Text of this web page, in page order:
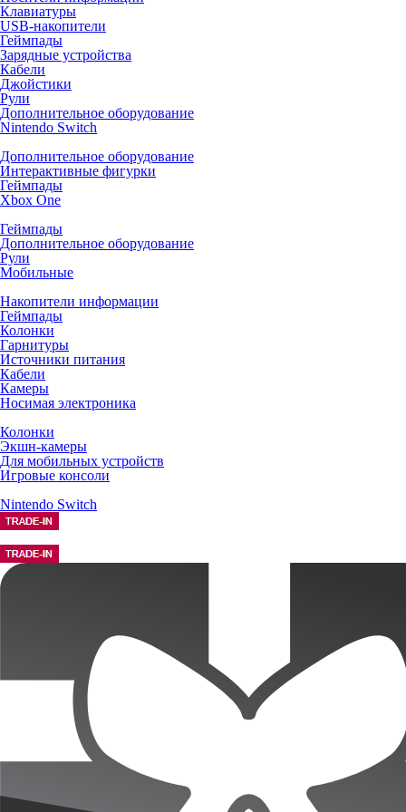
Клавиатуры
USB-накопители
Геймпады
Зарядные устройства
Кабели
Джойстики
Рули
Дополнительное оборудование
Nintendo Switch
Дополнительное оборудование
Интерактивные фигурки
Геймпады
Xbox One
Геймпады
Дополнительное оборудование
Рули
Мобильные
Накопители информации
Геймпады
Колонки
Гарнитуры
Источники питания
Кабели
Камеры
Носимая электроника
Колонки
Экшн-камеры
Для мобильных устройств
Игровые консоли
Nintendo Switch